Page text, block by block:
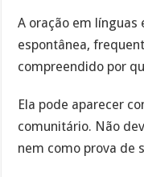
A oração em línguas
espontânea,
compreendido por
Ela pode aparecer
comunitário. Não
nem como prova de